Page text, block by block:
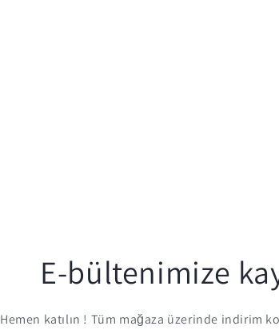
E-bültenimize
Hemen katılın ! Tüm mağaza üzerinde indirim